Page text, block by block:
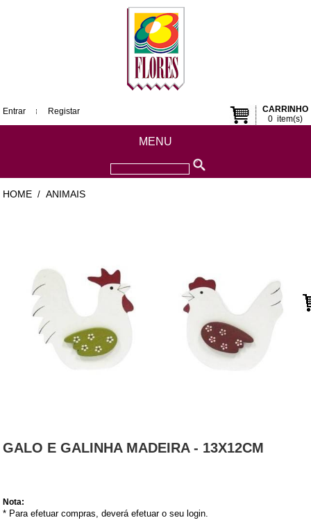
CARRINHO
0item(s)
Entrar Registar
MENU
HOME / ANIMAIS
GALO E GALINHA MADEIRA - 13X12CM
Nota:
* Para efetuar compras, deverá efetuar o seu login.